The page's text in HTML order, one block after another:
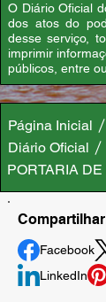
O Diário Oficial
dos atos do
desse serviço,
imprimir
públicos, entre
Página Inicial
Diário Oficial
PORTARIA DE
Facebook
LinkedIn